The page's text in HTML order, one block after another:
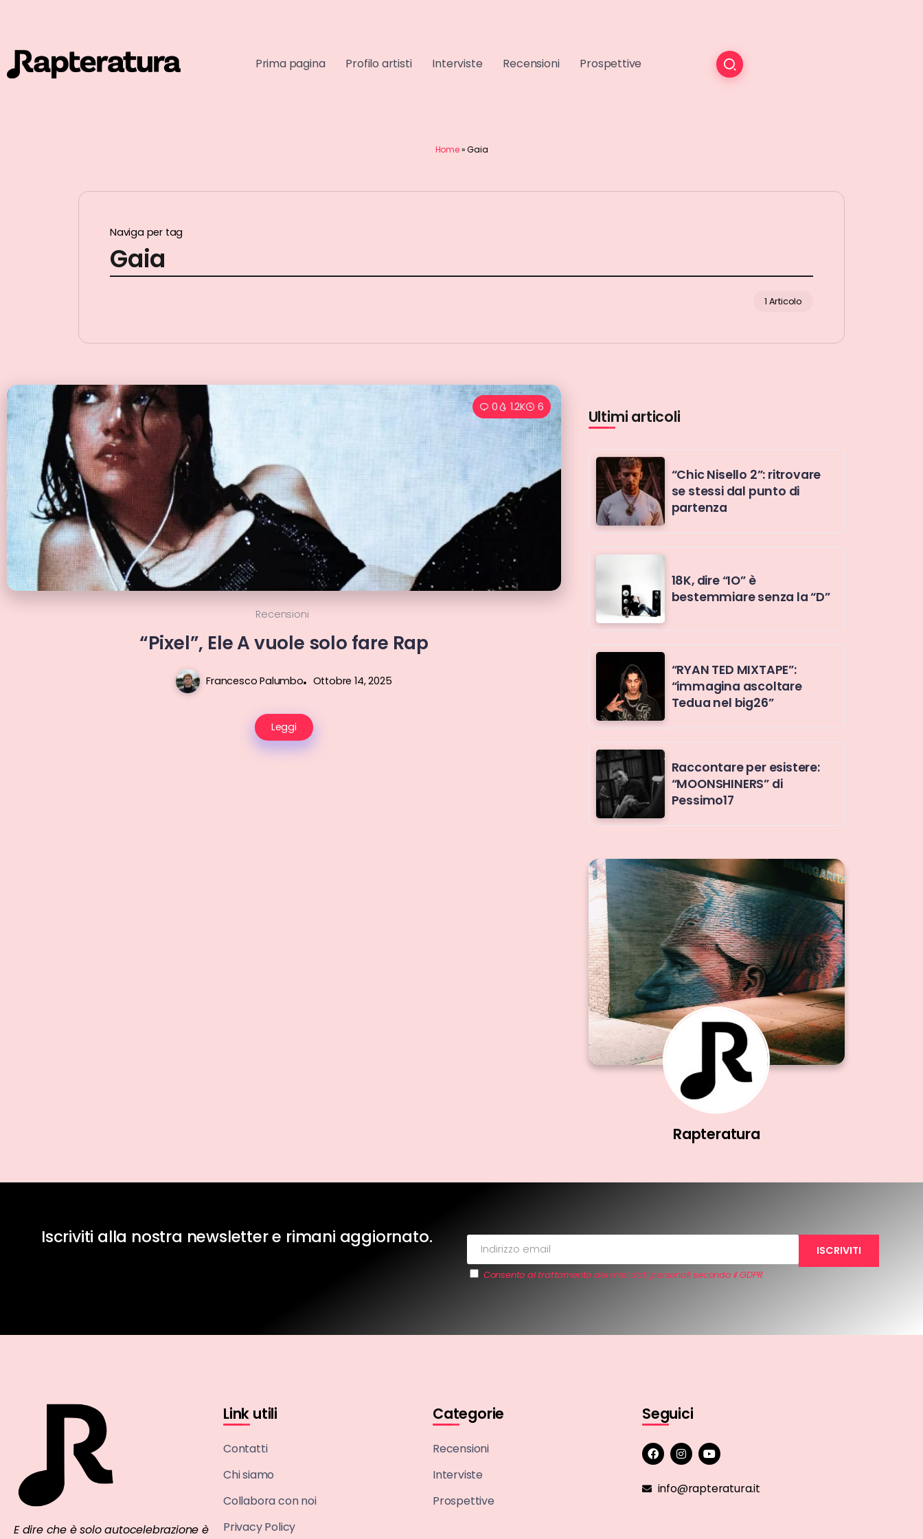
Prima pagina Profilo artisti Interviste Recensioni Prospettive
Home»Gaia
Naviga per tag
Gaia
1 Articolo
0 1.2K 6
Recensioni
“Pixel”, Ele A vuole solo fare Rap
Francesco Palumbo Ottobre 14, 2025
Leggi
Ultimi articoli
“Chic Nisello 2”: ritrovare
se stessi dal punto di
partenza
18K, dire “IO” è
bestemmiare senza la “D”
“RYAN TED MIXTAPE”:
“immagina ascoltare
Tedua nel big26”
Raccontare per esistere:
“MOONSHINERS” di
Pessimo17
Rapteratura
Iscriviti alla nostra newsletter e rimani aggiornato.
Consento al trattamento dei miei dati personali secondo il GDPR
E dire che è solo autocelebrazione è
Link utili
Contatti
Chi siamo
Collabora con noi
Privacy Policy
Categorie
Recensioni
Interviste
Prospettive
Seguici
info@rapteratura.it